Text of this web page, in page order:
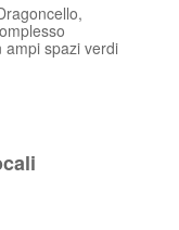
ampi spazi verdi